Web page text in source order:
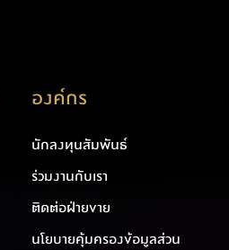
องค์กร
นักลงทุนสัมพันธ์
ร่วมงานกับเรา
ติดต่อฝ่ายขาย
นโยบายคุ้มครองข้อมูลส่วน